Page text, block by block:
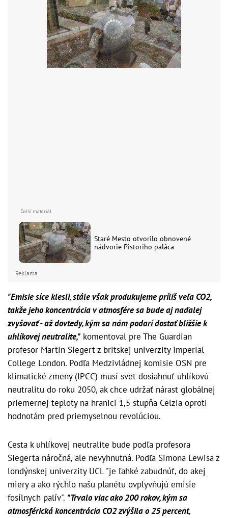
Staré Mesto otvorilo obnovené
nádvorie Pistoriho paláca
Reklama
"Emisie síce klesli, stále však produkujeme príliš veľa CO2,
takže jeho koncentrácia v atmosfére sa bude aj naďalej
zvyšovať - až dovtedy, kým sa nám podarí dostať bližšie k
uhlíkovej neutralite," komentoval pre The Guardian
profesor Martin Siegert z britskej univerzity Imperial
College London. Podľa Medzivládnej komisie OSN pre
klimatické zmeny (IPCC) musí svet dosiahnuť uhlíkovú
neutralitu do roku 2050, ak chce udržať nárast globálnej
priemernej teploty na hranici 1,5 stupňa Celzia oproti
hodnotám pred priemyselnou revolúciou.
Cesta k uhlíkovej neutralite bude podľa profesora
Siegerta náročná, ale nevyhnutná. Podľa Simona Lewisa z
londýnskej univerzity UCL "je ľahké zabudnúť, do akej
miery a ako rýchlo našu planétu ovplyvňujú emisie
fosílnych palív". "Trvalo viac ako 200 rokov, kým sa
atmosférická koncentrácia CO2 zvýšila o 25 percent,